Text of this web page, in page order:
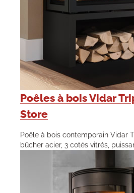
Poêles à bois Vidar
Store
Poêle à bois contemporain Vidar
bûcher acier, 3 cotés vitrés,